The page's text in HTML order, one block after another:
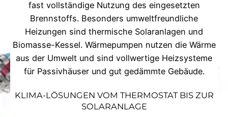
fast vollständige Nutzung des eingesetzten
Brennstoffs. Besonders umweltfreundliche
Heizungen sind thermische Solaranlagen und
Biomasse-Kessel. Wärmepumpen nutzen die Wärme
aus der Umwelt und sind vollwertige Heizsysteme
für Passivhäuser und gut gedämmte Gebäude.
KLIMA-LÖSUNGEN VOM THERMOSTAT BIS ZUR
SOLARANLAGE